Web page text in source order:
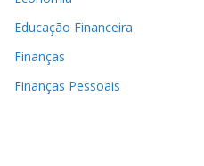
Educação Financeira
Finanças
Finanças Pessoais